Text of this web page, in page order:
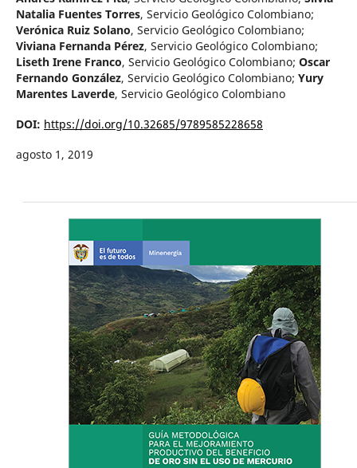
Natalia Fuentes Torres, Servicio Geológico Colombiano;
Verónica Ruiz Solano, Servicio Geológico Colombiano;
Viviana Fernanda Pérez, Servicio Geológico Colombiano;
Liseth Irene Franco, Servicio Geológico Colombiano; Oscar
Fernando González, Servicio Geológico Colombiano; Yury
Marentes Laverde, Servicio Geológico Colombiano
DOI: https://doi.org/10.32685/9789585228658
agosto 1, 2019